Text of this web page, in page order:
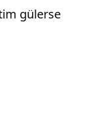
gülerse